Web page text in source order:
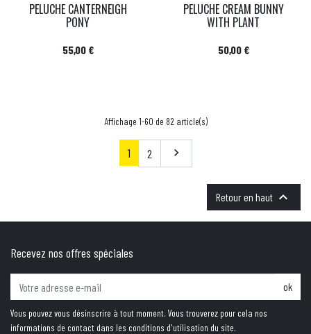
PELUCHE CANTERNEIGH
PONY
Prix
55,00 €
PELUCHE CREAM BUNNY
WITH PLANT
Prix
50,00 €
Affichage 1-60 de 82 article(s)
1 2 Suivant

Retour en haut 
Recevez nos offres spéciales
ok
Vous pouvez vous désinscrire à tout moment. Vous trouverez pour cela nos
informations de contact dans les conditions d'utilisation du site.